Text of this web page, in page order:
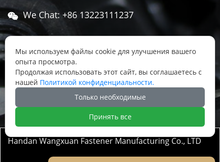
 We Chat: +86 13223111237
Адрес: Северная часть Западной улицы,
Чжоуцунь, поселок Сису, район Юннянь,
город Ханьдань, провинция Хэбэй, Китай
 
Handan Wangxuan Fastener Manufacturing Co., LTD
Мы используем файлы cookie для улучшения вашего
опыта просмотра.
Продолжая использовать этот сайт, вы соглашаетесь с
нашей Политикой конфиденциальности.
Только необходимые
Принять все